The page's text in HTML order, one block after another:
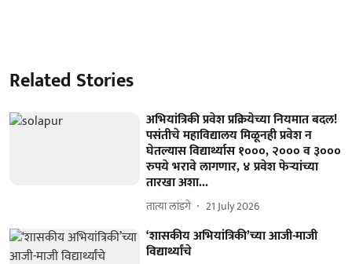
Related Stories
अभियांत्रिकी प्रवेश प्रक्रियेच्या नियमात बदल!
पसंतीचे महाविद्यालय मिळूनही प्रवेश न
घेतल्यास विद्यार्थ्यास १०००, २००० व ३०००
रुपये भरावे लागणार, ४ प्रवेश फेऱ्यांच्या
तारखा अशा...
तात्या लांडगे 21 July 2026
‘शासकीय अभियांत्रिकी’च्या आजी-माजी
विद्यार्थ्यांचे